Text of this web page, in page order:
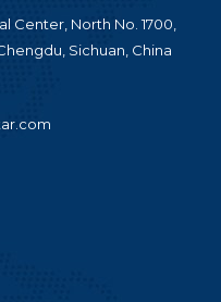
Center, North No. 1700,
Sichuan, China